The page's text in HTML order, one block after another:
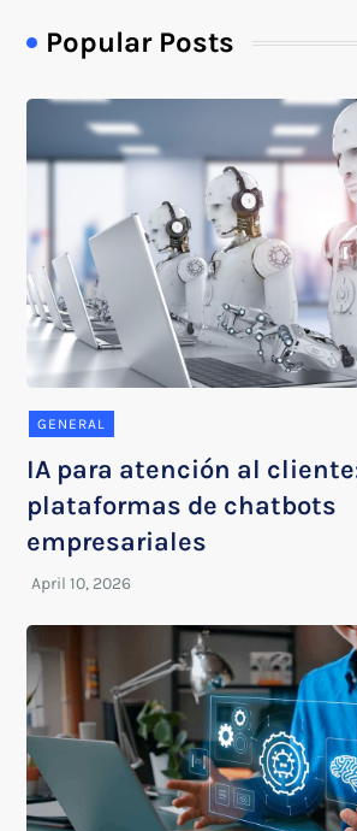
Popular Posts
GENERAL
IA para atención al
plataformas de chatbots
empresariales